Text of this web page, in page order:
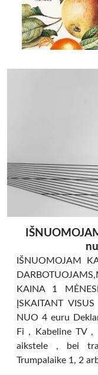
IŠNUOMOJAM
KAINA 1
ĮSKAITANT
NUO 4 euru
Fi , Kabeline TV
aikstele , bei
Trumpalaike 1, 2